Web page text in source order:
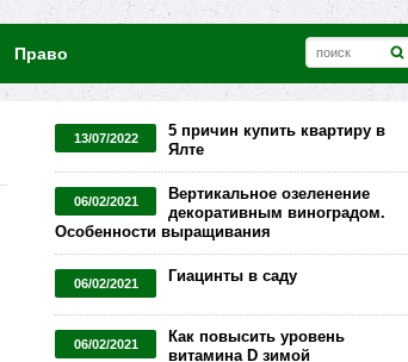
Право
13/07/2022
5 причин купить квартиру в
Ялте
06/02/2021
Вертикальное озеленение
декоративным виноградом.
Особенности выращивания
06/02/2021 Гиацинты в саду
06/02/2021
Как повысить уровень
витамина D зимой